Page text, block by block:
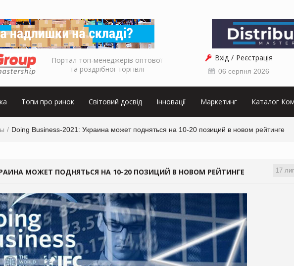
Портал топ-менеджерів оптової
та роздрібної торгівлі
Вхід Реєстрація
06 серпня 2026
Топи про ринок Світовий досвід Інновації Маркетинг Каталог
Doing Business-2021: Украина может подняться на 10-20 позиций в новом рейтинге
17
УКРАИНА МОЖЕТ ПОДНЯТЬСЯ НА 10-20 ПОЗИЦИЙ В НОВОМ РЕЙТИНГЕ